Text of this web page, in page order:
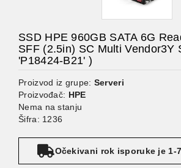
SSD HPE 960GB SATA 6G
SFF (2.5in) SC Multi Vendor3Y
'P18424-B21' )
Proizvod iz grupe: Serveri
Proizvođač: HPE
Nema na stanju
Šifra: 1236
Očekivani rok isporuke je 1-